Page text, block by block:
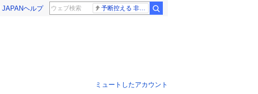
JAPANヘルプ 予断控える 非核三原則
ミュートしたアカウント